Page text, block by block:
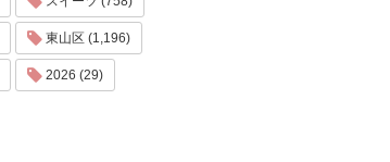
東山区 (1,196)
2026 (29)